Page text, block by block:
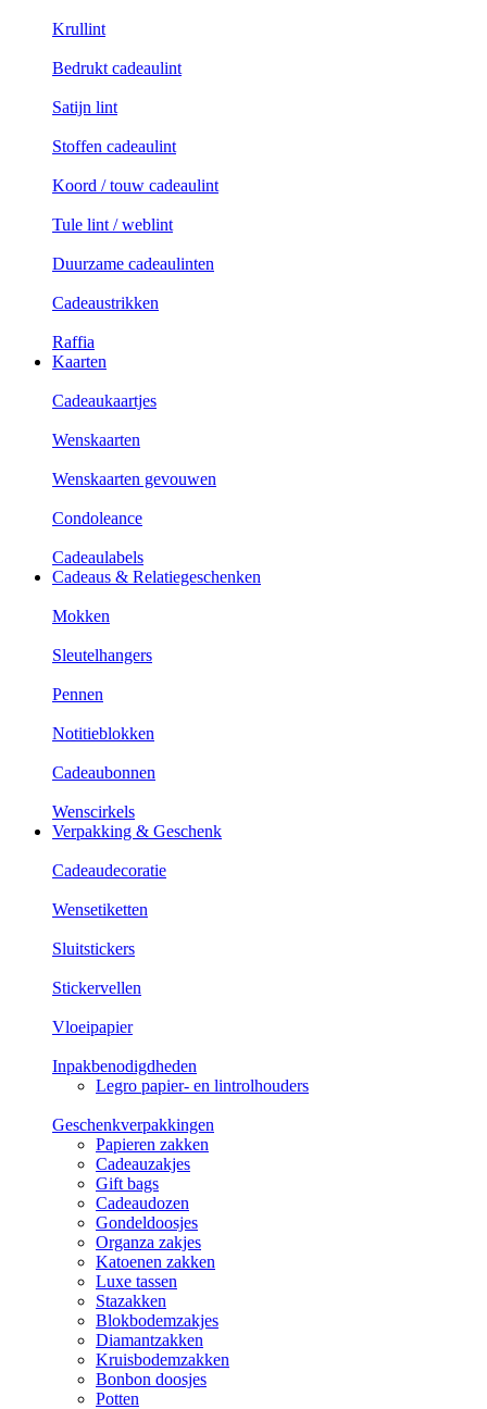
Krullint
Bedrukt cadeaulint
Satijn lint
Stoffen cadeaulint
Koord / touw cadeaulint
Tule lint / weblint
Duurzame cadeaulinten
Cadeaustrikken
Raffia
Kaarten
Cadeaukaartjes
Wenskaarten
Wenskaarten gevouwen
Condoleance
Cadeaulabels
Cadeaus & Relatiegeschenken
Mokken
Sleutelhangers
Pennen
Notitieblokken
Cadeaubonnen
Wenscirkels
Verpakking & Geschenk
Cadeaudecoratie
Wensetiketten
Sluitstickers
Stickervellen
Vloeipapier
Inpakbenodigdheden
Legro papier- en lintrolhouders
Geschenkverpakkingen
Papieren zakken
Cadeauzakjes
Gift bags
Cadeaudozen
Gondeldoosjes
Organza zakjes
Katoenen zakken
Luxe tassen
Stazakken
Blokbodemzakjes
Diamantzakken
Kruisbodemzakken
Bonbon doosjes
Potten